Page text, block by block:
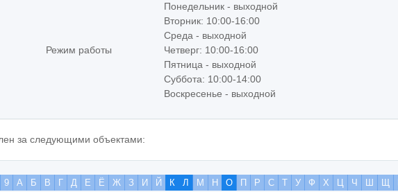
Режим работы
Понедельник - выходной
Вторник: 10:00-16:00
Среда - выходной
Четверг: 10:00-16:00
Пятница - выходной
Суббота: 10:00-14:00
Воскресенье - выходной
за следующими объектами:
9 А Б В Г Д Е Ё Ж З И Й К Л М Н О П Р С Т У Ф Х Ц Ч Ш Щ